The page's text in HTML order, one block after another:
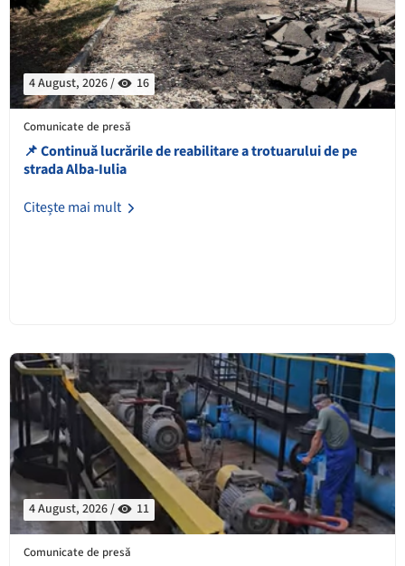
4 August, 2026 / 16
Comunicate de presă
📌 Continuă lucrările de reabilitare a trotuarului de pe
strada Alba-Iulia
Citește mai mult
4 August, 2026 / 11
Comunicate de presă